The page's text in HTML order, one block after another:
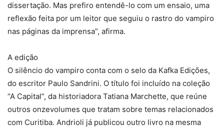
dissertação. Mas prefiro entendê-lo com um ensaio, uma
reflexão feita por um leitor que seguiu o rastro do vampiro
nas páginas da imprensa”, afirma.
A edição
O silêncio do vampiro conta com o selo da Kafka Edições,
do escritor Paulo Sandrini. O título foi incluído na coleção
“A Capital”, da historiadora Tatiana Marchette, que reúne
outros onzevolumes que tratam sobre temas relacionados
com Curitiba. Andrioli já publicou outro livro na mesma